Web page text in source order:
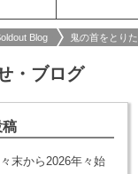
Blog 鬼の首をとり
・ブログ
稿
末から2026年々始